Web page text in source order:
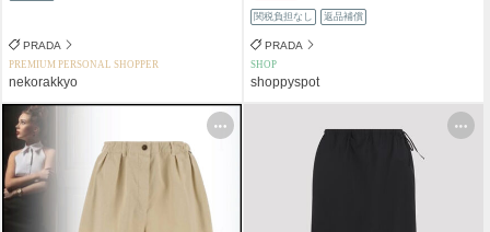
PRADA
PREMIUM PERSONAL SHOPPER
nekorakkyo
関税負担なし 返品補償
PRADA
SHOP
shoppyspot